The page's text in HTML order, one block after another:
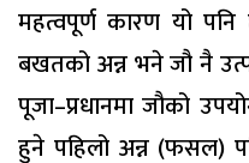
महत्वपूर्ण कारण यो
बखतको अन्न भने जौ नै
पूजा–प्रधानमा जौको
हुने पहिलो अन्न (फसल)